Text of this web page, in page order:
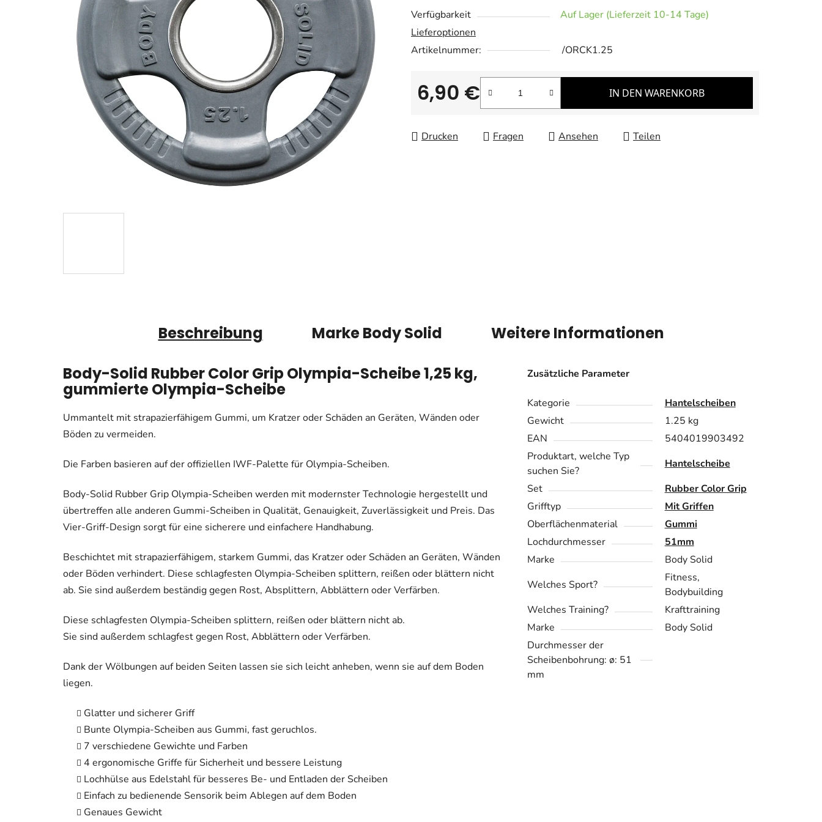
Verfügbarkeit
Auf Lager (Lieferzeit 10-14 Tage)
Lieferoptionen
Artikelnummer:
/ORCK1.25
6,90 € IN DEN WARENKORB
Drucken Fragen Ansehen Teilen
Beschreibung MarkeBody Solid
Weitere Informationen
Body-Solid Rubber Color Grip Olympia-Scheibe 1,25 kg,
gummierte Olympia-Scheibe
Ummantelt mit strapazierfähigem Gummi, um Kratzer oder Schäden an Geräten, Wänden oder
Böden zu vermeiden.
Die Farben basieren auf der offiziellen IWF-Palette für Olympia-Scheiben.
Body-Solid Rubber Grip Olympia-Scheiben werden mit modernster Technologie hergestellt und
übertreffen alle anderen Gummi-Scheiben in Qualität, Genauigkeit, Zuverlässigkeit und Preis. Das
Vier-Griff-Design sorgt für eine sicherere und einfachere Handhabung.
Beschichtet mit strapazierfähigem, starkem Gummi, das Kratzer oder Schäden an Geräten, Wänden
oder Böden verhindert. Diese schlagfesten Olympia-Scheiben splittern, reißen oder blättern nicht
ab. Sie sind außerdem beständig gegen Rost, Absplittern, Abblättern oder Verfärben.
Diese schlagfesten Olympia-Scheiben splittern, reißen oder blättern nicht ab.
Sie sind außerdem schlagfest gegen Rost, Abblättern oder Verfärben.
Dank der Wölbungen auf beiden Seiten lassen sie sich leicht anheben, wenn sie auf dem Boden
liegen.
Glatter und sicherer Griff
Bunte Olympia-Scheiben aus Gummi, fast geruchlos.
7 verschiedene Gewichte und Farben
4 ergonomische Griffe für Sicherheit und bessere Leistung
Lochhülse aus Edelstahl für besseres Be- und Entladen der Scheiben
Einfach zu bedienende Sensorik beim Ablegen auf dem Boden
Genaues Gewicht
Zusätzliche Parameter
Kategorie
Hantelscheiben
Gewicht
1.25 kg
EAN
5404019903492
Produktart, welche Typ
suchen Sie?
Hantelscheibe
Set
Rubber Color Grip
Grifftyp
Mit Griffen
Oberflächenmaterial
Gummi
Lochdurchmesser
51mm
Marke
Body Solid
Welches Sport?
Fitness,
Bodybuilding
Welches Training?
Krafttraining
Marke
Body Solid
Durchmesser der
Scheibenbohrung: ø: 51
mm